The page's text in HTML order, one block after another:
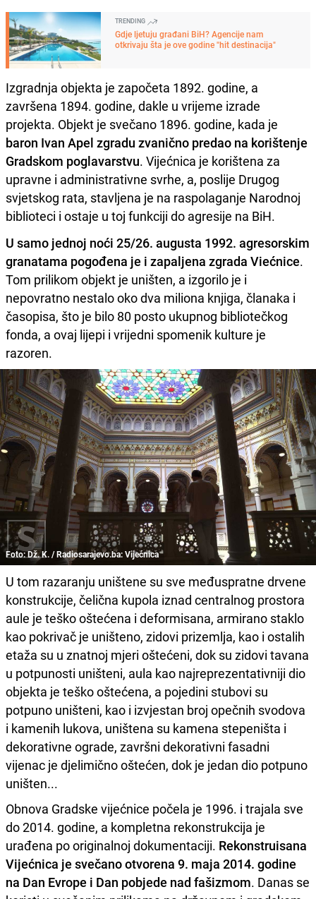
TRENDING
Gdje ljetuju građani BiH? Agencije nam
otkrivaju šta je ove godine "hit destinacija"
Izgradnja objekta je započeta 1892. godine, a
završena 1894. godine, dakle u vrijeme izrade
projekta. Objekt je svečano 1896. godine, kada je
baron Ivan Apel zgradu zvanično predao na korištenje
Gradskom poglavarstvu. Vijećnica je korištena za
upravne i administrativne svrhe, a, poslije Drugog
svjetskog rata, stavljena je na raspolaganje Narodnoj
biblioteci i ostaje u toj funkciji do agresije na BiH.
U samo jednoj noći 25/26. augusta 1992. agresorskim
granatama pogođena je i zapaljena zgrada Viećnice.
Tom prilikom objekt je uništen, a izgorilo je i
nepovratno nestalo oko dva miliona knjiga, članaka i
časopisa, što je bilo 80 posto ukupnog bibliotečkog
fonda, a ovaj lijepi i vrijedni spomenik kulture je
razoren.
Foto: Dž. K. / Radiosarajevo.ba: Vijećnica
U tom razaranju uništene su sve međuspratne drvene
konstrukcije, čelična kupola iznad centralnog prostora
aule je teško oštećena i deformisana, armirano staklo
kao pokrivač je uništeno, zidovi prizemlja, kao i ostalih
etaža su u znatnoj mjeri oštećeni, dok su zidovi tavana
u potpunosti uništeni, aula kao najreprezentativniji dio
objekta je teško oštećena, a pojedini stubovi su
potpuno uništeni, kao i izvjestan broj opečnih svodova
i kamenih lukova, uništena su kamena stepeništa i
dekorativne ograde, završni dekorativni fasadni
vijenac je djelimično oštećen, dok je jedan dio potpuno
uništen...
Obnova Gradske vijećnice počela je 1996. i trajala sve
do 2014. godine, a kompletna rekonstrukcija je
urađena po originalnoj dokumentaciji. Rekonstruisana
Vijećnica je svečano otvorena 9. maja 2014. godine
na Dan Evrope i Dan pobjede nad fašizmom. Danas se